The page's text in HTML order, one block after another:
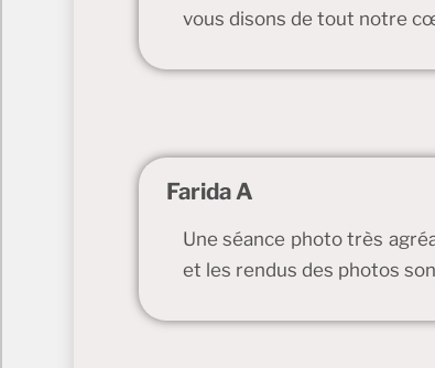
vous disons de tout notre
Farida A
Une séance photo très
et les rendus des photos